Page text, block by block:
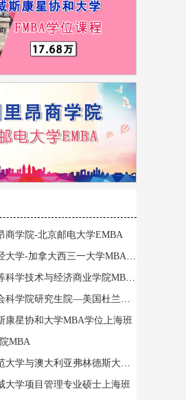
商学院-北京邮电大学EMBA
天津财经大学-加拿大西三一大学MBA招生简章（上海）
巴黎高等科学技术与经济商业学院MBA（智能制造方向）
中国社会科学院研究生院—美国杜兰大学能源管理硕士
康星协和大学MBA学位上海班
MBA
首都师范大学与澳大利亚弗林德斯大学 (Flinders University) 联合培养教育硕士
大学项目管理专业硕士上海班